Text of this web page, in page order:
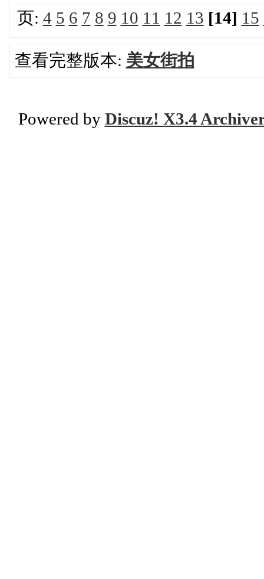
页: 4 5 6 7 8 9 10 11 12 13 [14] 15
查看完整版本: 美女街拍
Powered by Discuz! X3.4